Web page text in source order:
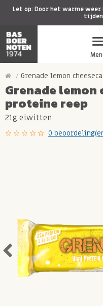
Let op: Door het warme
Grenade lemon
Grenade lemon
proteine reep
21g eiwitten
0